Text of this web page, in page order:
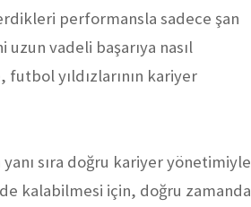
performansla sadece şan
vadeli başarıya nasıl
yıldızlarının kariyer
sıra doğru kariyer yönetimiyle
kalabilmesi için, doğru zamanda